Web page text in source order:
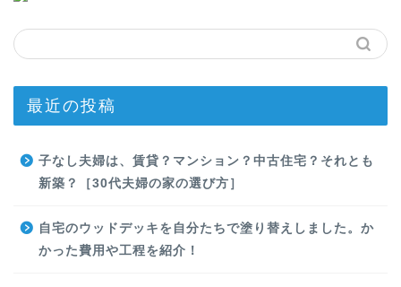
最近の投稿
子なし夫婦は、賃貸？マンション？中古住宅？それとも
新築？［30代夫婦の家の選び方］
自宅のウッドデッキを自分たちで塗り替えしました。か
かった費用や工程を紹介！